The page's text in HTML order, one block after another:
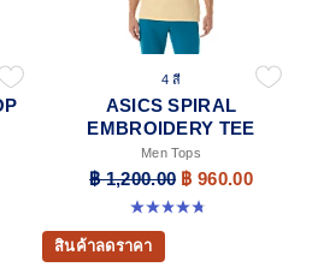
4 สี
ASICS SPIRAL
EMBROIDERY TEE
Men Tops
฿ 1,200.00 ฿ 960.00
4.8 จาก 5 ดาว 4 รีวิว
สินค้าลดราคา